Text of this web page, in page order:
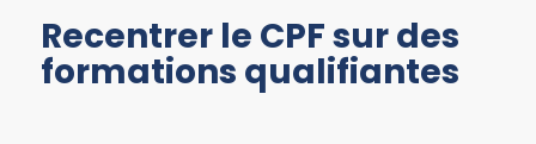
Recentrer le CPF sur des
formations qualifiantes